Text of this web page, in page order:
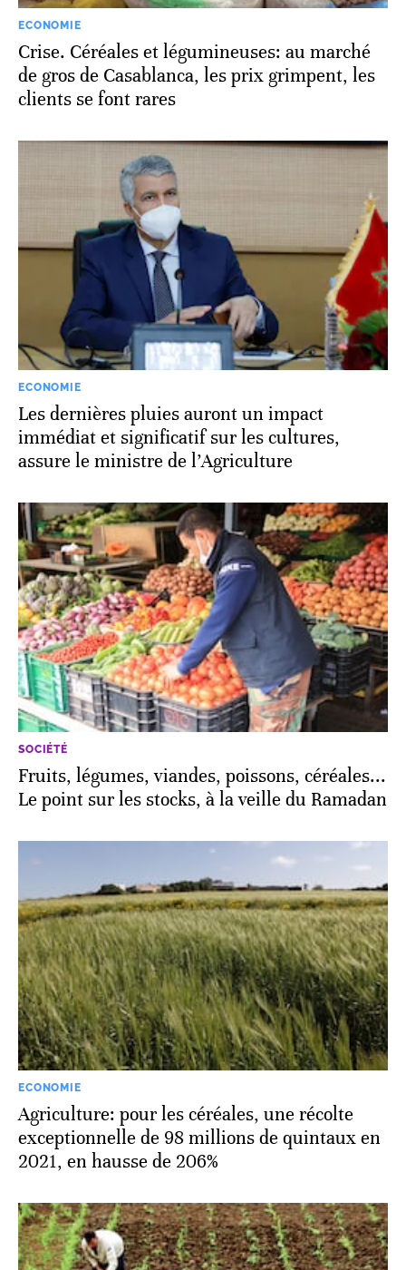
ECONOMIE
Crise. Céréales et légumineuses: au marché
de gros de Casablanca, les prix grimpent, les
clients se font rares
ECONOMIE
Les dernières pluies auront un impact
immédiat et significatif sur les cultures,
assure le ministre de l’Agriculture
SOCIÉTÉ
Fruits, légumes, viandes, poissons, céréales...
Le point sur les stocks, à la veille du Ramadan
ECONOMIE
Agriculture: pour les céréales, une récolte
exceptionnelle de 98 millions de quintaux en
2021, en hausse de 206%